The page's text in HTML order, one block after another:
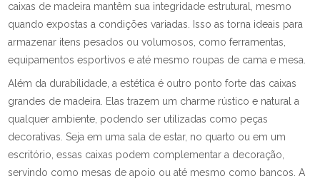
caixas de madeira mantêm sua integridade estrutural, mesmo
quando expostas a condições variadas. Isso as torna ideais para
armazenar itens pesados ou volumosos, como ferramentas,
equipamentos esportivos e até mesmo roupas de cama e mesa.
Além da durabilidade, a estética é outro ponto forte das caixas
grandes de madeira. Elas trazem um charme rústico e natural a
qualquer ambiente, podendo ser utilizadas como peças
decorativas. Seja em uma sala de estar, no quarto ou em um
escritório, essas caixas podem complementar a decoração,
servindo como mesas de apoio ou até mesmo como bancos. A